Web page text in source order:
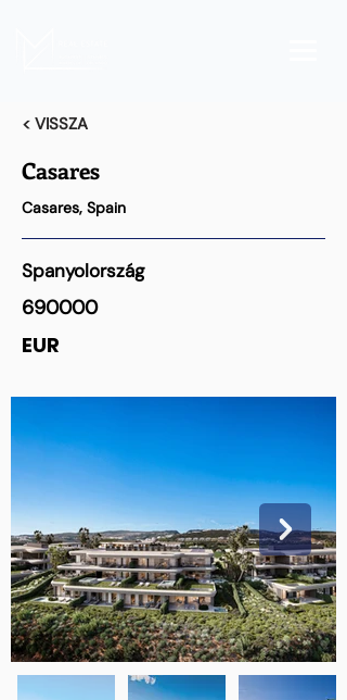
< VISSZA
Casares
Casares, Spain
Spanyolország
690000
EUR